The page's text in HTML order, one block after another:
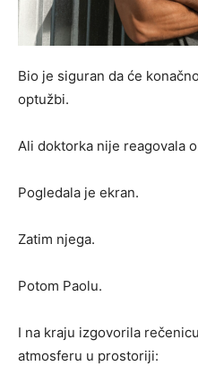
Bio je siguran da će
optužbi.
Ali doktorka nije reagovala
Pogledala je ekran.
Zatim njega.
Potom Paolu.
I na kraju izgovorila
atmosferu u prostoriji: